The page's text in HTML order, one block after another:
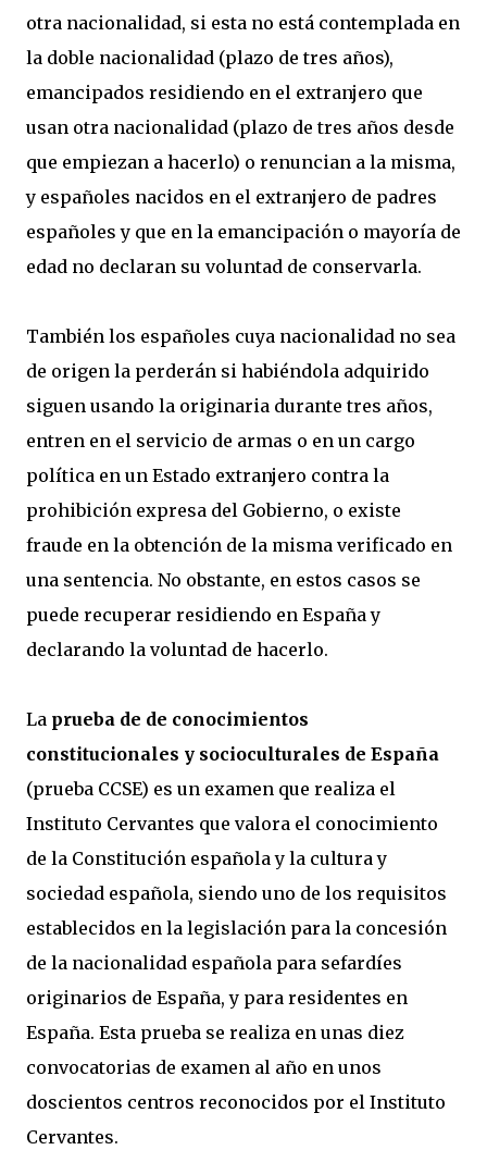
otra nacionalidad, si esta no está contemplada en
la doble nacionalidad (plazo de tres años),
emancipados residiendo en el extranjero que
usan otra nacionalidad (plazo de tres años desde
que empiezan a hacerlo) o renuncian a la misma,
y españoles nacidos en el extranjero de padres
españoles y que en la emancipación o mayoría de
edad no declaran su voluntad de conservarla.
También los españoles cuya nacionalidad no sea
de origen la perderán si habiéndola adquirido
siguen usando la originaria durante tres años,
entren en el servicio de armas o en un cargo
política en un Estado extranjero contra la
prohibición expresa del Gobierno, o existe
fraude en la obtención de la misma verificado en
una sentencia. No obstante, en estos casos se
puede recuperar residiendo en España y
declarando la voluntad de hacerlo.
La prueba de de conocimientos
constitucionales y socioculturales de España
(prueba CCSE) es un examen que realiza el
Instituto Cervantes que valora el conocimiento
de la Constitución española y la cultura y
sociedad española, siendo uno de los requisitos
establecidos en la legislación para la concesión
de la nacionalidad española para sefardíes
originarios de España, y para residentes en
España. Esta prueba se realiza en unas diez
convocatorias de examen al año en unos
doscientos centros reconocidos por el Instituto
Cervantes.